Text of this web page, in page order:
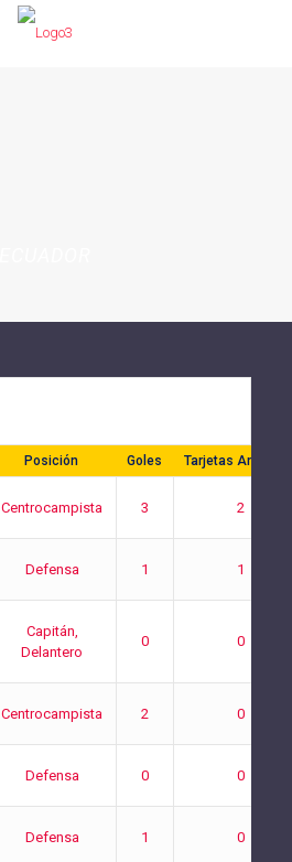
Posición Goles Tarjetas
Centrocampista 3 2
Defensa 1 1
Capitán,
Delantero
0 0
Centrocampista 2 0
Defensa 0 0
Defensa 1 0